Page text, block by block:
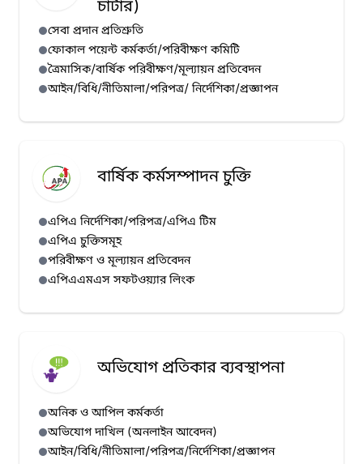
চার্টার)
সেবা প্রদান প্রতিশ্রুতি
ফোকাল পয়েন্ট কর্মকর্তা/পরিবীক্ষণ কমিটি
ত্রৈমাসিক/বার্ষিক পরিবীক্ষণ/মূল্যায়ন প্রতিবেদন
আইন/বিধি/নীতিমালা/পরিপত্র/ নির্দেশিকা/প্রজ্ঞাপন
বার্ষিক কর্মসম্পাদন চুক্তি
এপিএ নির্দেশিকা/পরিপত্র/এপিএ টিম
এপিএ চুক্তিসমূহ
পরিবীক্ষণ ও মূল্যায়ন প্রতিবেদন
এপিএএমএস সফটওয়্যার লিংক
অভিযোগ প্রতিকার ব্যবস্থাপনা
অনিক ও আপিল কর্মকর্তা
অভিযোগ দাখিল (অনলাইন আবেদন)
আইন/বিধি/নীতিমালা/পরিপত্র/নির্দেশিকা/প্রজ্ঞাপন